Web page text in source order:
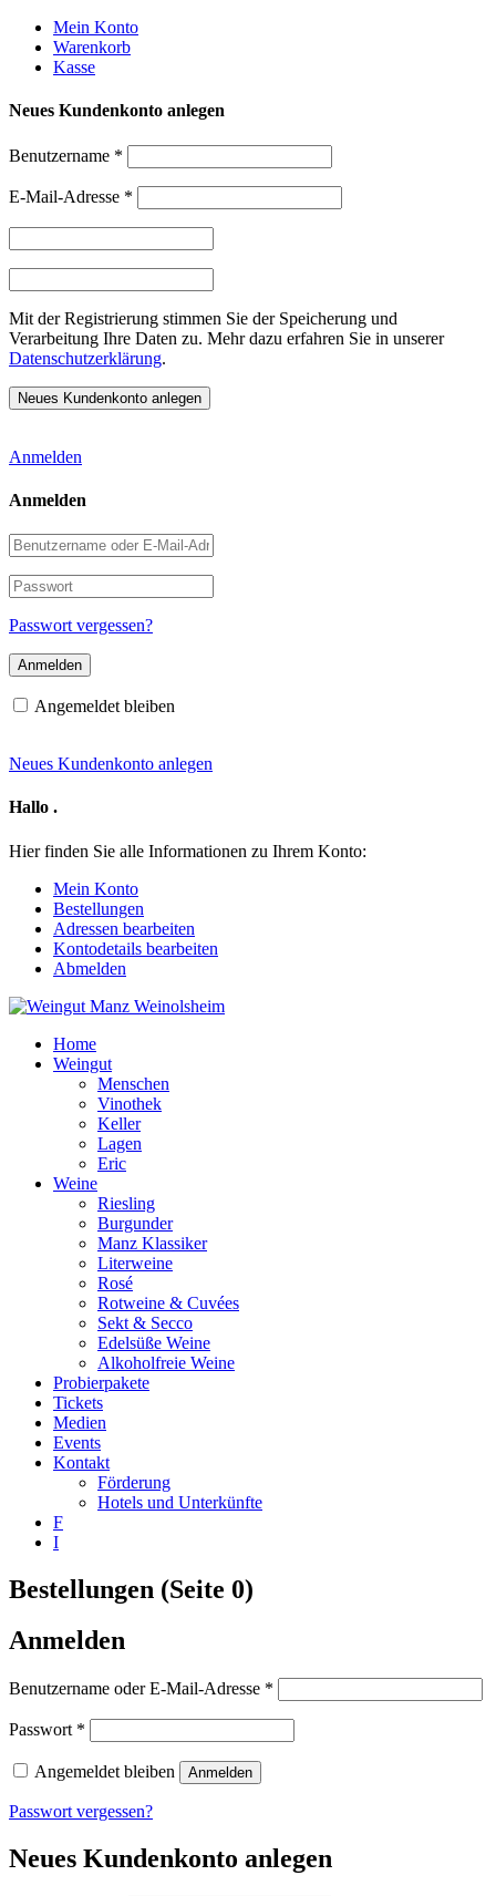
Weiter
zum
Inhalt
Mein Konto
Warenkorb
Kasse
Neues Kundenkonto anlegen
Benutzername *
E-Mail-Adresse *
Mit der Registrierung stimmen Sie der Speicherung und
Verarbeitung Ihre Daten zu. Mehr dazu erfahren Sie in unserer
Datenschutzerklärung.
Anmelden
Anmelden
Benutzername
oder
E-
Mail-
Adresse
Passwort
Passwort vergessen?
Angemeldet bleiben
Neues Kundenkonto anlegen
Hallo .
Hier finden Sie alle Informationen zu Ihrem Konto:
Mein Konto
Bestellungen
Adressen bearbeiten
Kontodetails bearbeiten
Abmelden
Home
Weingut
Menschen
Vinothek
Keller
Lagen
Eric
Weine
Riesling
Burgunder
Manz Klassiker
Literweine
Rosé
Rotweine & Cuvées
Sekt & Secco
Edelsüße Weine
Alkoholfreie Weine
Probierpakete
Tickets
Medien
Events
Kontakt
Förderung
Hotels und Unterkünfte
F
I
Bestellungen (Seite 0)
Anmelden
Benutzername oder E-Mail-Adresse *
Passwort *
Angemeldet bleiben Anmelden
Passwort vergessen?
Neues Kundenkonto anlegen